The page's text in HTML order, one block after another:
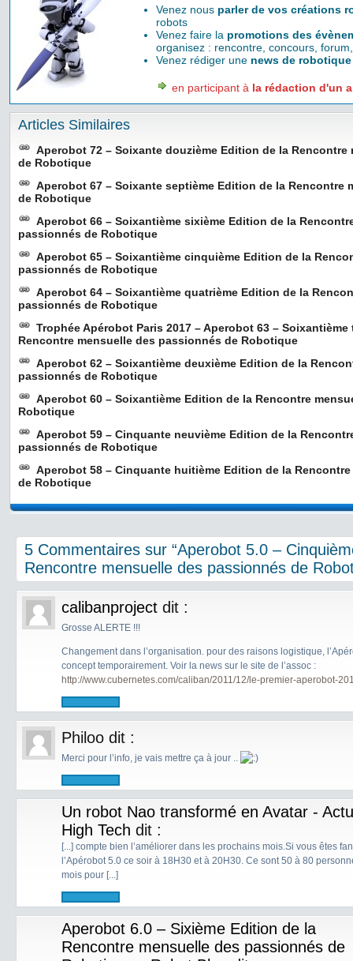
Venez nous parler de vos créations
robots
Venez faire la promotions des
organisez : rencontre, concours,
Venez rédiger une news de robotique
en participant à la rédaction d'un
Articles Similaires
Aperobot 72 – Soixante douzième Edition de la
de Robotique
Aperobot 67 – Soixante septième Edition de la Rencontre
de Robotique
Aperobot 66 – Soixantième sixième Edition de la
passionnés de Robotique
Aperobot 65 – Soixantième cinquième Edition de la
passionnés de Robotique
Aperobot 64 – Soixantième quatrième Edition de la
passionnés de Robotique
Trophée Apérobot Paris 2017 – Aperobot 63 –
Rencontre mensuelle des passionnés de Robotique
Aperobot 62 – Soixantième deuxième Edition de la
passionnés de Robotique
Aperobot 60 – Soixantième Edition de la Rencontre
Robotique
Aperobot 59 – Cinquante neuvième Edition de la
passionnés de Robotique
Aperobot 58 – Cinquante huitième Edition de la
de Robotique
5 Commentaires sur “Aperobot 5.0 –
Rencontre mensuelle des passionnés de
calibanproject dit :
Grosse ALERTE !!!
Changement dans l’organisation. pour des raisons logistique,
concept temporairement. Voir la news sur le site de l’assoc :
http://www.cubernetes.com/caliban/2011/12/le-premier-aperobot-
Philoo dit :
Merci pour l’info, je vais mettre ça à jour ..
Un robot Nao transformé en Avatar - Actu
High Tech dit :
[...] compte bien l’améliorer dans les prochains mois.Si vous êtes
l’Apérobot 5.0 ce soir à 18H30 et à 20H30. Ce sont 50 à 80
mois pour [...]
Aperobot 6.0 – Sixième Edition de la
Rencontre mensuelle des passionnés de